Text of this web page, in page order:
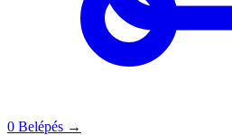
0 Belépés →